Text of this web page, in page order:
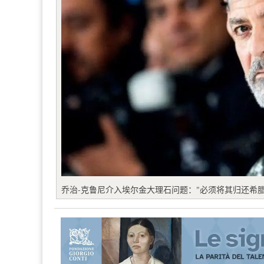
乔治-克鲁尼介入埃尔金大理石问题："必须将其归还希